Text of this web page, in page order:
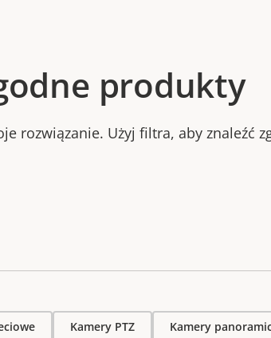
produkty
rozwiązanie. Użyj filtra, aby znaleźć
Kamery PTZ Kamery